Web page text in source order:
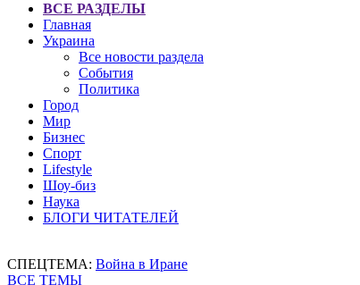
ВСЕ РАЗДЕЛЫ
Главная
Украина
Все новости раздела
События
Политика
Город
Мир
Бизнес
Спорт
Lifestyle
Шоу-биз
Наука
БЛОГИ ЧИТАТЕЛЕЙ
СПЕЦТЕМА: Война в Иране
ВСЕ ТЕМЫ